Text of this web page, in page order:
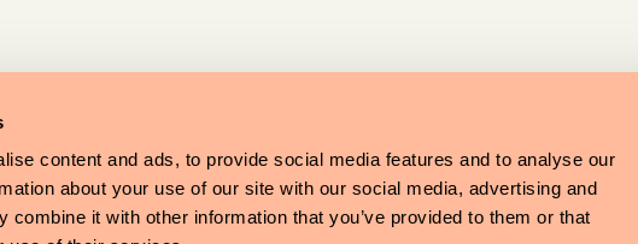
content and ads, to provide social media features and to analyse our
about your use of our site with our social media, advertising and
combine it with other information that you’ve provided to them or that